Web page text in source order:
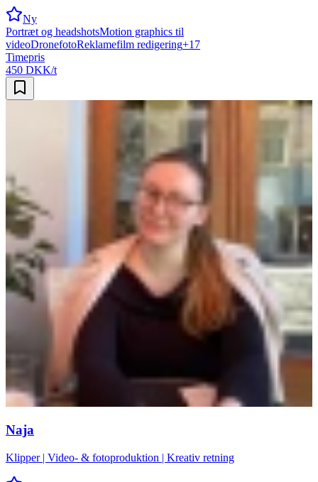
Ny
Portræt og headshotsMotion graphics til
videoDronefotoReklamefilm redigering+17
Timepris
450 DKK/t
Naja
Klipper | Video- & fotoproduktion | Kreativ retning